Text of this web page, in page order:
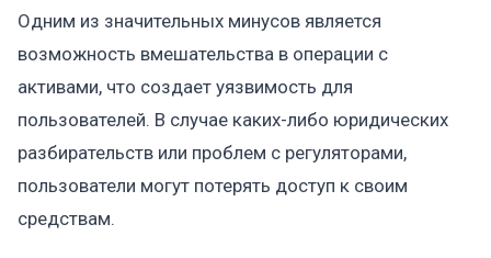
Одним из значительных минусов является
возможность вмешательства в операции с
активами, что создает уязвимость для
пользователей. В случае каких-либо юридических
разбирательств или проблем с регуляторами,
пользователи могут потерять доступ к своим
средствам.